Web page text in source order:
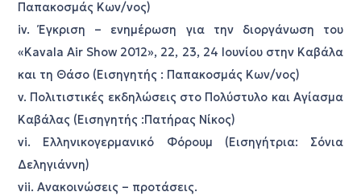
Παπακοσμάς Κων/νος)
iv. Έγκριση – ενημέρωση για την διοργάνωση του
«Kavala Air Show 2012», 22, 23, 24 Ιουνίου στην Καβάλα
και τη Θάσο (Εισηγητής : Παπακοσμάς Κων/νος)
v. Πολιτιστικές εκδηλώσεις στο Πολύστυλο και Αγίασμα
Καβάλας (Εισηγητής :Πατήρας Νίκος)
vi. Ελληνικογερμανικό Φόρουμ (Εισηγήτρια: Σόνια
Δεληγιάννη)
vii. Ανακοινώσεις – προτάσεις.